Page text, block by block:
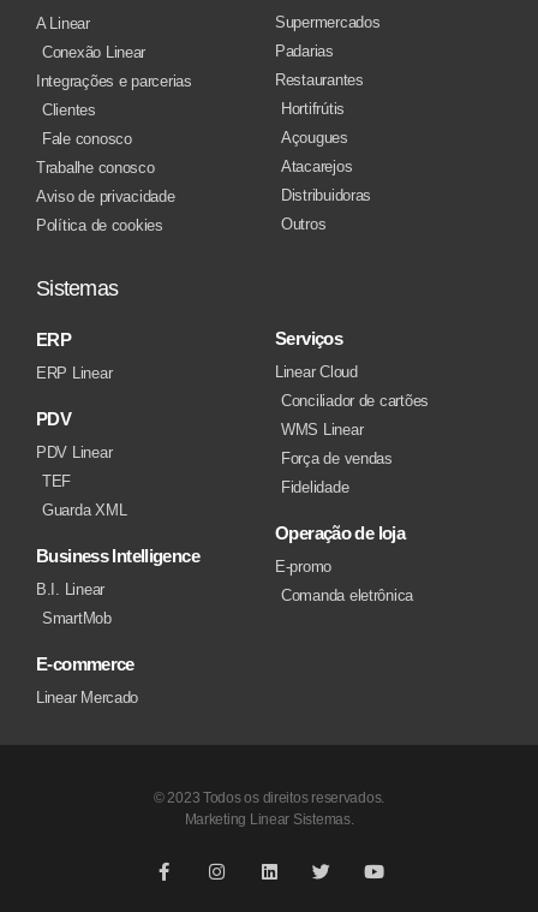
A Linear
Conexão Linear
Integrações e parcerias
Clientes
Fale conosco
Trabalhe conosco
Aviso de privacidade
Política de cookies
Supermercados
Padarias
Restaurantes
Hortifrútis
Açougues
Atacarejos
Distribuidoras
Outros
Sistemas
ERP
ERP Linear
PDV
PDV Linear
TEF
Guarda XML
Business Intelligence
B.I. Linear
SmartMob
E-commerce
Linear Mercado
Serviços
Linear Cloud
Conciliador de cartões
WMS Linear
Força de vendas
Fidelidade
Operação de loja
E-promo
Comanda eletrônica
© 2023 Todos os direitos reservados.
Marketing Linear Sistemas.